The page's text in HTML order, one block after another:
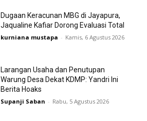
Dugaan Keracunan MBG di Jayapura,
Jaqualine Kafiar Dorong Evaluasi Total
kurniana mustapa - Kamis, 6 Agustus 2026
Larangan Usaha dan Penutupan
Warung Desa Dekat KDMP: Yandri Ini
Berita Hoaks
Supanji Saban - Rabu, 5 Agustus 2026